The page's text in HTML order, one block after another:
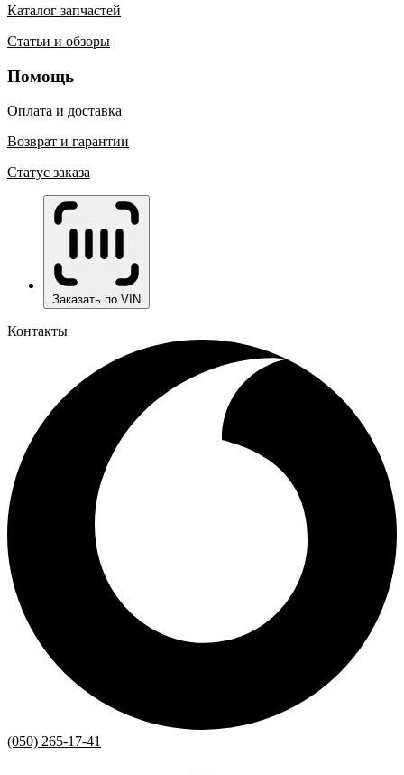
Каталог запчастей
Статьи и обзоры
Помощь
Оплата и доставка
Возврат и гарантии
Статус заказа
Заказать по VIN
Контакты
(050) 265-17-41